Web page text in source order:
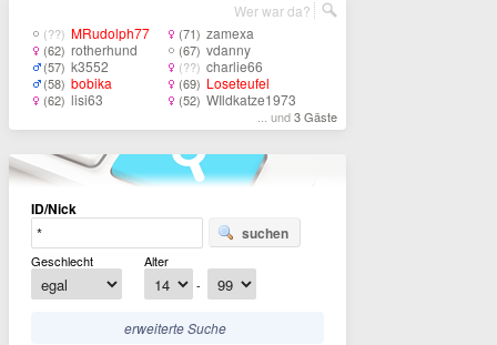
(??) MRudolph77
(62) rotherhund
(57) k3552
(58) bobika
(62) lisi63
(71) zamexa
(67) vdanny
(??) charlie66
(69) Loseteufel
(52) WIldkatze1973
... und3 Gäste
Wer war da?
ID/Nick
suchen
Geschlecht
Alter
-
erweiterte Suche